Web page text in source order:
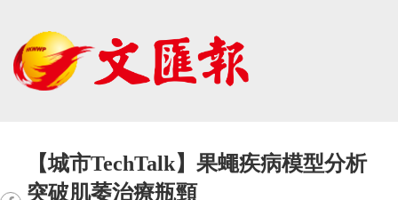
【城市TechTalk】果蠅疾病模型分析
突破肌萎治療瓶頸